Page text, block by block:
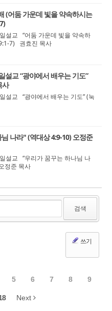
(어둠 가운데 빛을 약속하시는
설교 “어둠 가운데 빛을 약속하
7) 권효진 목사
설교 “광야에서 배우는 기도”
사
설교 “광야에서 배우는 기도” (눅
나라" (역대상 4:9-10) 오정준
설교 “우리가 꿈꾸는 하나님 나
정준 목사
검색
쓰기
5 6 7 8 9
Next